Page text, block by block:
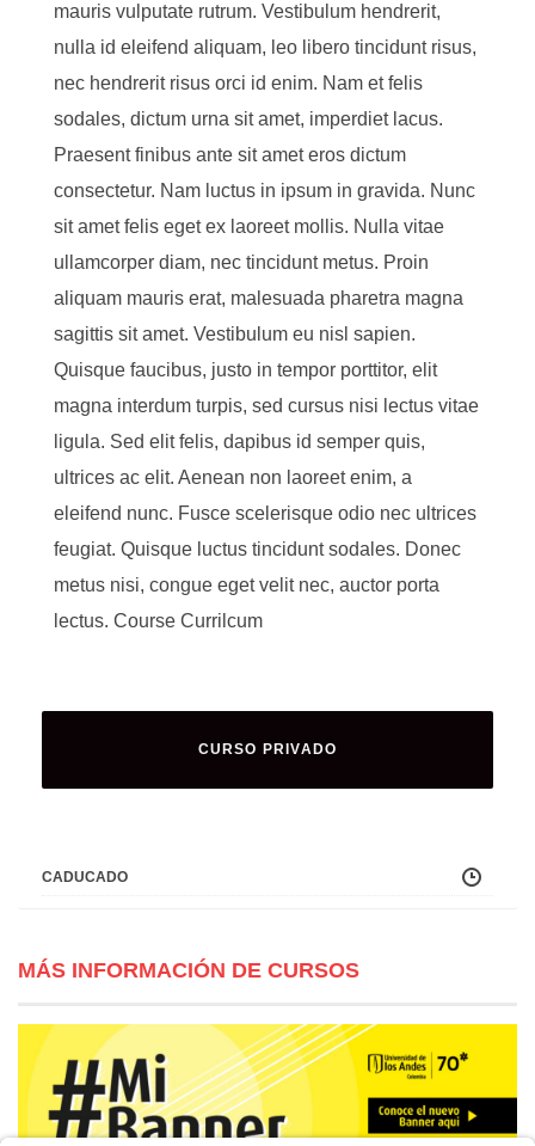
mauris vulputate rutrum. Vestibulum hendrerit,
nulla id eleifend aliquam, leo libero tincidunt risus,
nec hendrerit risus orci id enim. Nam et felis
sodales, dictum urna sit amet, imperdiet lacus.
Praesent finibus ante sit amet eros dictum
consectetur. Nam luctus in ipsum in gravida. Nunc
sit amet felis eget ex laoreet mollis. Nulla vitae
ullamcorper diam, nec tincidunt metus. Proin
aliquam mauris erat, malesuada pharetra magna
sagittis sit amet. Vestibulum eu nisl sapien.
Quisque faucibus, justo in tempor porttitor, elit
magna interdum turpis, sed cursus nisi lectus vitae
ligula. Sed elit felis, dapibus id semper quis,
ultrices ac elit. Aenean non laoreet enim, a
eleifend nunc. Fusce scelerisque odio nec ultrices
feugiat. Quisque luctus tincidunt sodales. Donec
metus nisi, congue eget velit nec, auctor porta
lectus. Course Currilcum
CURSO PRIVADO
CADUCADO
MÁS INFORMACIÓN DE CURSOS